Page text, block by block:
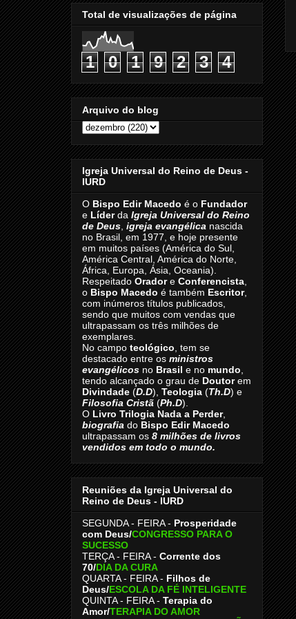
Total de visualizações de página
1 0 1 9 2 3 4
Arquivo do blog
Igreja Universal do Reino de Deus -
IURD
O Bispo Edir Macedo é o Fundador
e Líderda Igreja Universal do Reino
de Deus, igreja evangélica nascida
no Brasil, em 1977, e hoje presente
em muitos países (América do Sul,
América Central, América do Norte,
África, Europa, Ásia, Oceania).
Respeitado Oradore Conferencista,
o Bispo Macedo é também Escritor,
com inúmeros títulos publicados,
sendo que muitos com vendas que
ultrapassam os três milhões de
exemplares.
No campo teológico, tem se
destacado entre os ministros
evangélicos no Brasil e no mundo,
tendo alcançado o grau de Doutorem
Divindade (D.D), Teologia (Th.D) e
Filosofia Cristã (Ph.D).
O Livro Trilogia Nada a Perder,
biografia do Bispo Edir Macedo
ultrapassam os 8 milhões de livros
vendidos em todo o mundo.
Reuniões da Igreja Universal do
Reino de Deus - IURD
SEGUNDA - FEIRA - Prosperidade
com Deus/CONGRESSO PARA O
SUCESSO
TERÇA - FEIRA - Corrente dos
70/DIA DA CURA
QUARTA - FEIRA - Filhos de
Deus/ESCOLA DA FÉ INTELIGENTE
QUINTA - FEIRA - Terapia do
Amor/TERAPIA DO AMOR